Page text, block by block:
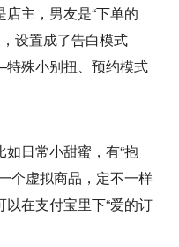
主，男友是“下单的
设置成了告白模式
殊小别扭、预约模式
日常小甜蜜，有“抱
个虚拟商品，定不一样
在支付宝里下“爱的订